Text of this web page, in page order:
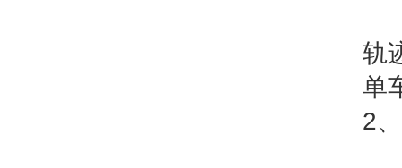
轨
单
2